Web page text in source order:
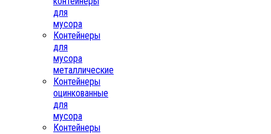
для
мусора
Контейнеры
для
мусора
металлические
Контейнеры
оцинкованные
для
мусора
Контейнеры